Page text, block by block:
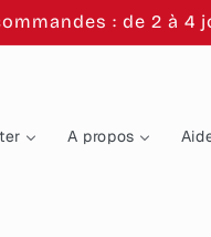
: de 2 à 4
A propos